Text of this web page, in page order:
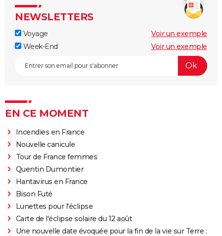
NEWSLETTERS
Voyage
Voir un exemple
Week-End
Voir un exemple
EN CE MOMENT
Incendies en France
Nouvelle canicule
Tour de France femmes
Quentin Dumontier
Hantavirus en France
Bison Futé
Lunettes pour l'éclipse
Carte de l'éclipse solaire du 12 août
Une nouvelle date évoquée pour la fin de la vie sur Terre :